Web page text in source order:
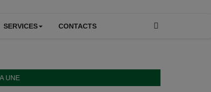
SERVICES CONTACTS
UNE